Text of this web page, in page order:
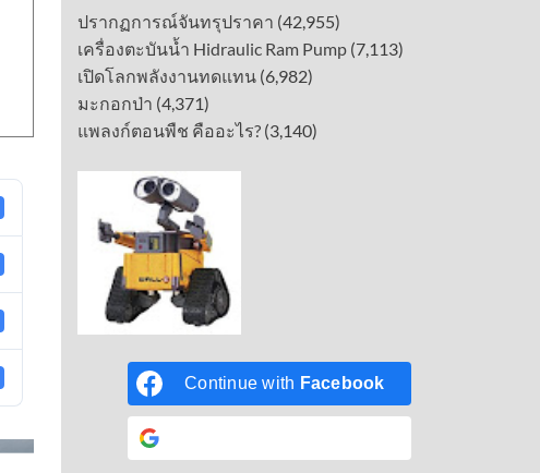
ปรากฏการณ์จันทรุปราคา (42,955)
เครื่องตะบันน้ำ Hidraulic Ram Pump (7,113)
เปิดโลกพลังงานทดแทน (6,982)
มะกอกป่า (4,371)
แพลงก์ตอนพืช คืออะไร? (3,140)
Continue with Facebook